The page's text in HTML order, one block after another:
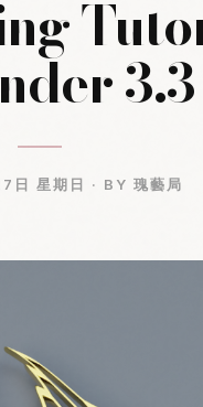
3.3
日 星期日 · BY 瑰藝局